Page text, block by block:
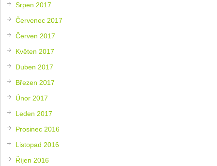
Srpen 2017
Červenec 2017
Červen 2017
Květen 2017
Duben 2017
Březen 2017
Únor 2017
Leden 2017
Prosinec 2016
Listopad 2016
Říjen 2016